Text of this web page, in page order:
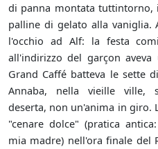
di panna montata tuttintorno,
palline di gelato alla vaniglia.
l'occhio ad Alf: la festa
all'indirizzo del garçon
Grand Caffé batteva le sette
Annaba, nella vieille ville,
deserta, non un'anima in giro.
"cenare dolce" (pratica
mia madre) nell'ora finale del